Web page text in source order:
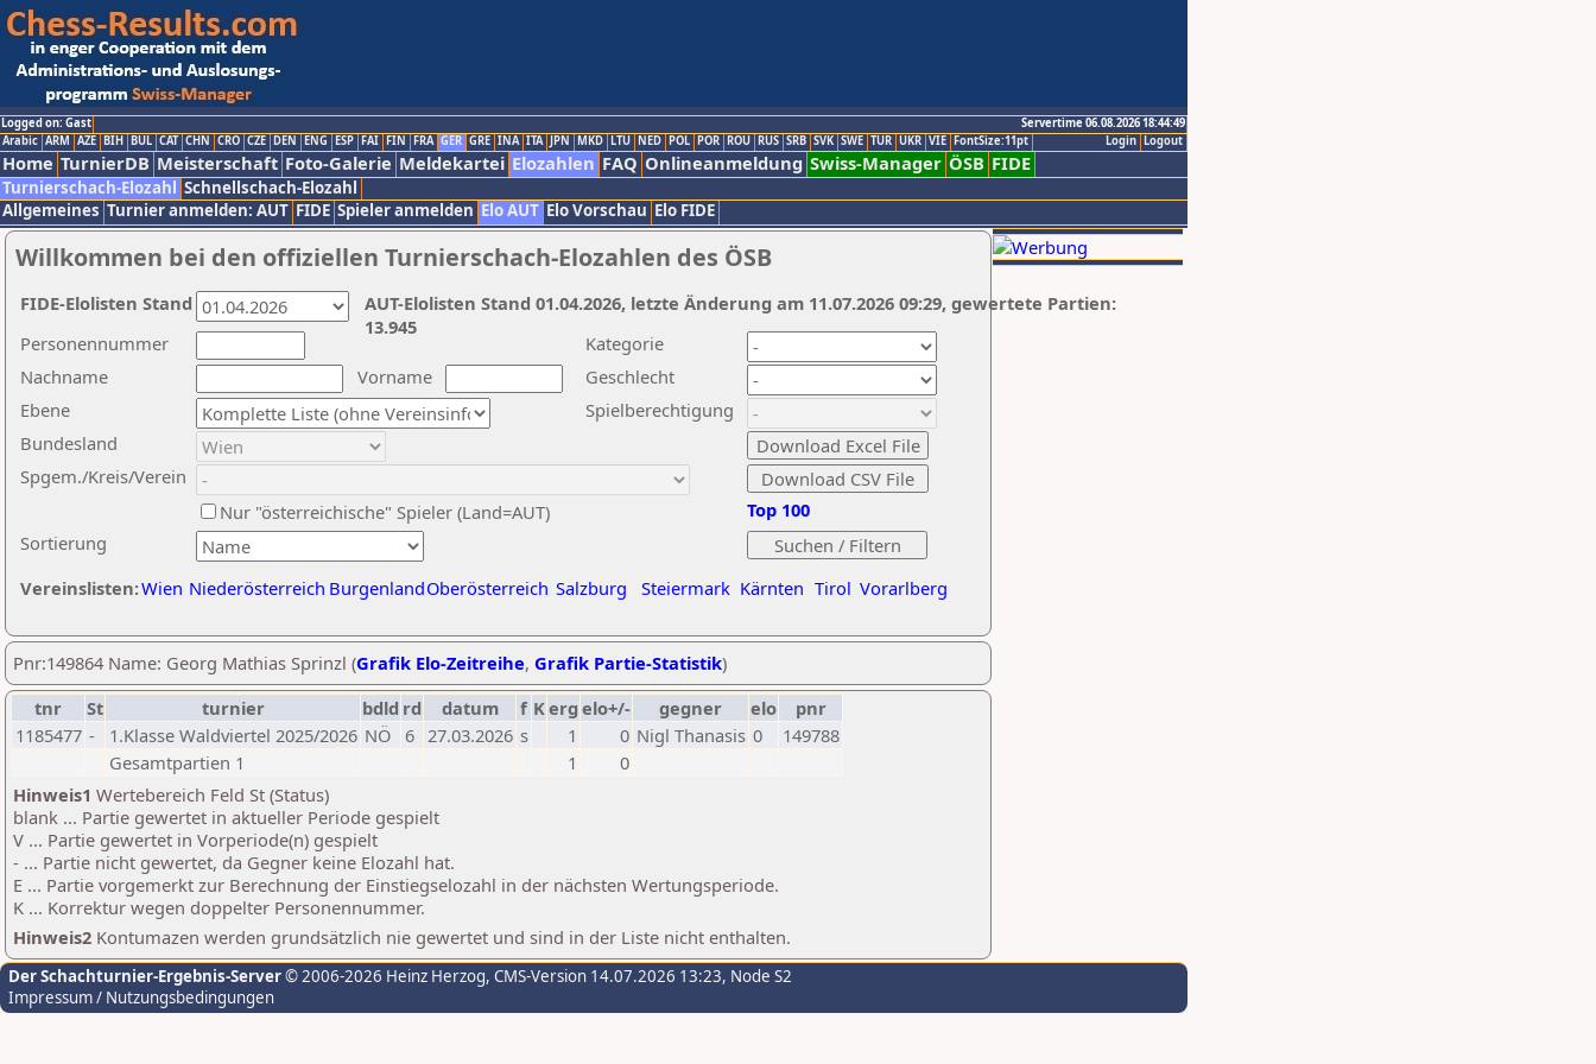
Logged on: Gast
Servertime 06.08.2026 18:44:49
Logout
Login
Arabic ARM AZE BIH BUL CAT CHN CRO CZE DEN ENG ESP FAI FIN FRA GER GRE INA ITA JPN MKD LTU NED POL POR ROU RUS SRB SVK SWE TUR UKR VIE FontSize:11pt
Home TurnierDB Meisterschaft Foto-Galerie Meldekartei Elozahlen FAQ Onlineanmeldung Swiss-Manager ÖSB FIDE
Turnierschach-Elozahl Schnellschach-Elozahl
Allgemeines Turnier anmelden: AUT FIDE Spieler anmelden Elo AUT Elo Vorschau Elo FIDE
Willkommen bei den offiziellen Turnierschach-Elozahlen des ÖSB
Nachname
Vorname
Ebene
Kategorie
Sortierung
Personennummer
Bundesland
Spgem./Kreis/Verein
Geschlecht
Nur "österreichische" Spieler (Land=AUT)
Spielberechtigung
Vereinslisten:Wien Niederösterreich BurgenlandOberösterreich Salzburg Steiermark Kärnten Tirol Vorarlberg
Top 100
AUT-Elolisten Stand 01.04.2026, letzte Änderung am 11.07.2026 09:29, gewertete Partien:
13.945
FIDE-Elolisten Stand
Pnr:149864 Name: Georg Mathias Sprinzl (Grafik Elo-Zeitreihe, Grafik Partie-Statistik)
tnr
St turnier bdld rd datum f Kerg elo+/- gegner elo
pnr
1185477 - 1.Klasse Waldviertel 2025/2026 NÖ 6 27.03.2026 s 1 0 Nigl Thanasis 0
149788
Gesamtpartien 1
1
0
Hinweis1 Wertebereich Feld St (Status)
blank ... Partie gewertet in aktueller Periode gespielt
V ... Partie gewertet in Vorperiode(n) gespielt
- ... Partie nicht gewertet, da Gegner keine Elozahl hat.
E ... Partie vorgemerkt zur Berechnung der Einstiegselozahl in der nächsten Wertungsperiode.
K ... Korrektur wegen doppelter Personennummer.
Hinweis2 Kontumazen werden grundsätzlich nie gewertet und sind in der Liste nicht enthalten.
Der Schachturnier-Ergebnis-Server© 2006-2026 Heinz Herzog, CMS-Version 14.07.2026 13:23, Node S2
Impressum / Nutzungsbedingungen